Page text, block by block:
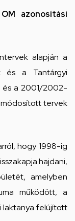
azonosítási
alapján a
és a Tantárgyi
és a 2001/2002-
tervek
hogy 1998-ig
hajdani,
amelyben
működött, a
laktanya felújított